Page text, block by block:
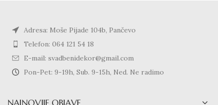
Adresa: Moše Pijade 104b, Pančevo
Telefon: 064 121 54 18
E-mail: svadbenidekor@gmail.com
Pon-Pet: 9-19h, Sub. 9-15h, Ned. Ne radimo